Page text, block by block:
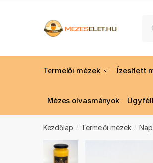
Termelői mézek Ízesített
Mézes olvasmányok
Kezdőlap / Termelői mézek /